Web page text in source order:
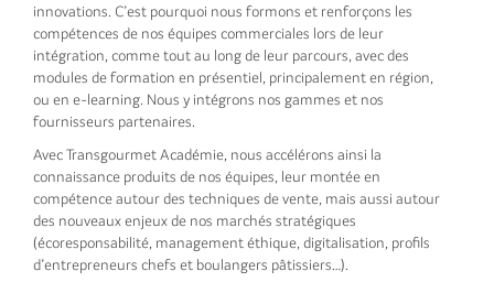
innovations. C’est pourquoi nous formons et renforçons les
compétences de nos équipes commerciales lors de leur
intégration, comme tout au long de leur parcours, avec des
modules de formation en présentiel, principalement en région,
ou en e-learning. Nous y intégrons nos gammes et nos
fournisseurs partenaires.
Avec Transgourmet Académie, nous accélérons ainsi la
connaissance produits de nos équipes, leur montée en
compétence autour des techniques de vente, mais aussi autour
des nouveaux enjeux de nos marchés stratégiques
(écoresponsabilité, management éthique, digitalisation, profils
d’entrepreneurs chefs et boulangers pâtissiers…).